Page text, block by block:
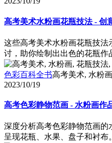
高考美术水粉画花瓶技法 - 创
这些高考美术水粉画花瓶技
讨，助你绘制出出色的花瓶作
色彩百科全书高考美术, 水粉
2023/10/19
高考色彩静物范画 - 水粉画作
深度分析高考色彩静物范画
呈现花瓶、水果、盘子和衬布。